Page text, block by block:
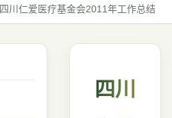
四川仁爱医疗基金会2011年工作总结
四川